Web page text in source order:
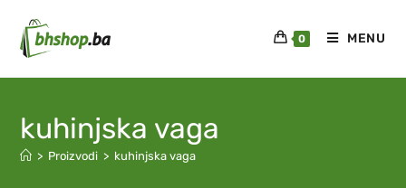
0 MENU
kuhinjska vaga
> Proizvodi > kuhinjska vaga